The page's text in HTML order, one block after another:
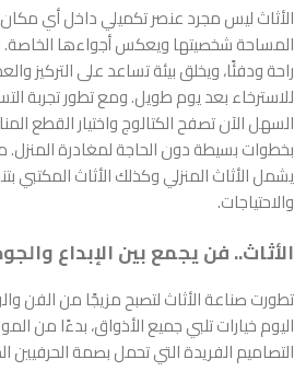
الأثاث ليس مجرد عنصر تكميلي داخل أي
المساحة شخصيتها ويعكس أجواءها
راحة ودفئًا، ويخلق بيئة تساعد على التركيز
للاسترخاء بعد يوم طويل. ومع تطور تجربة
السهل الآن تصفح الكتالوج واختيار القطع
بخطوات بسيطة دون الحاجة لمغادرة المنزل.
يشمل الأثاث المنزلي وكذلك الأثاث المكتبي
والاحتياجات.
الأثاث.. فن يجمع بين الإبداع
تطورت صناعة الأثاث لتصبح مزيجًا من الفن
اليوم خيارات تلبي جميع الأذواق، بدءًا من
التصاميم الفريدة التي تحمل بصمة الحرفيين